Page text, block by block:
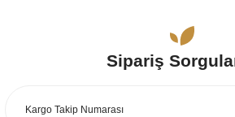
yetersiz gördüğünüz noktaları öneri formunu
Görüş ve önerileriniz için teşekkür ederiz.
Sipariş